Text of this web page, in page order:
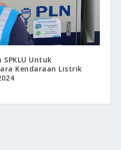
Untuk
Kendaraan Listrik